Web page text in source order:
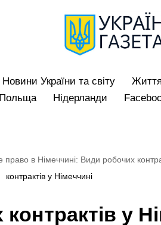
Hовини України та світу
Польща Нідерланди
право в Німеччині: Види робочих
контрактів у Німеччині
у